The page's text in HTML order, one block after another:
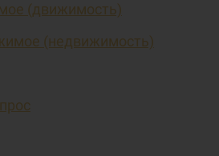
(движимость)
(недвижимость)